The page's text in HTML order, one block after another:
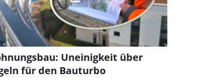
Uneinigkeit über
für den Bauturbo